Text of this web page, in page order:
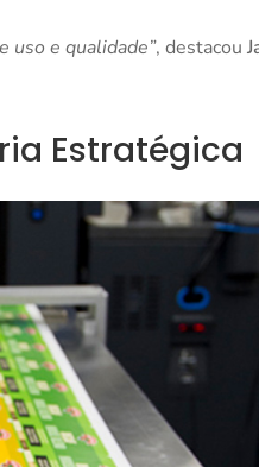
uso e qualidade”, destacou
Estratégica